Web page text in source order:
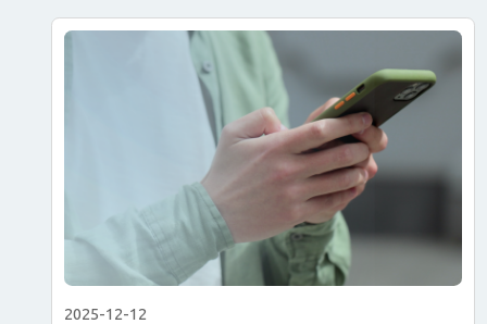
lėšomis, buvo patenkinti iki 2025 m. lapkričio 28 d.
(imtinai), yra įtraukti į 2025 m. ketvirto ketvirčio paramos
gavėjų sąrašus. Planuojama, kad gruodžio viduryje
daugiau nei 195 tūkst. nepasiturinčių gyventojų sulauks
piniginių pervedimų į savo pasirinktų prekybos […]
2025-12-12